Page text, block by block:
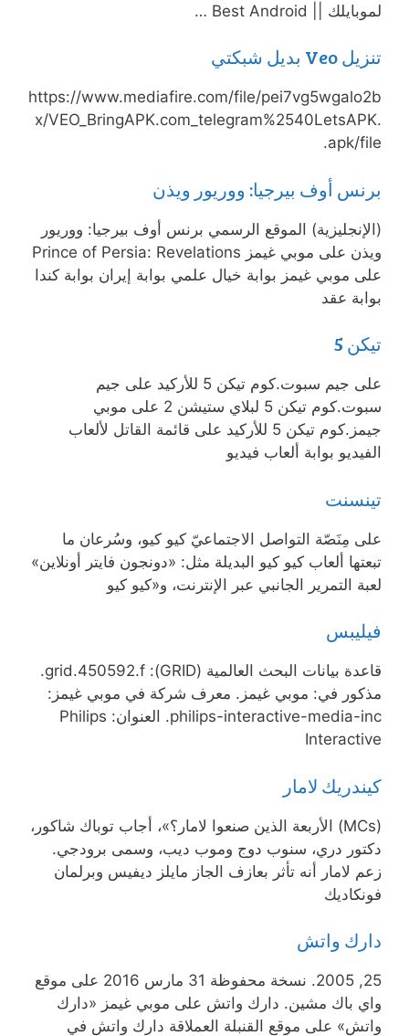
لموبايلك || Best Android …
تنزيل Veo بديل شبكتي
https://www.mediafire.com/file/pei7vg5wgalo2b
x/VEO_BringAPK.com_telegram%2540LetsAPK.
apk/file.
برنس أوف بيرجيا: ووريور ويذن
(الإنجليزية) الموقع الرسمي برنس أوف بيرجيا: ووريور
ويذن على موبي غيمز Prince of Persia: Revelations
على موبي غيمز بوابة خيال علمي بوابة إيران بوابة كندا
بوابة عقد
تيكن 5
على جيم سبوت.كوم تيكن 5 للأركيد على جيم
سبوت.كوم تيكن 5 لبلاي ستيشن 2 على موبي
جيمز.كوم تيكن 5 للأركيد على قائمة القاتل لألعاب
الفيديو بوابة ألعاب فيديو
تينسنت
على مِنَصّة التواصل الاجتماعيّ كيو كيو، وسُرعان ما
تبعتها ألعاب كيو كيو البديلة مثل: «دونجون فايتر أونلاين»
لعبة التمرير الجانبي عبر الإنترنت، و«كيو كيو
فيليبس
قاعدة بيانات البحث العالمية (GRID): grid.450592.f.
مذكور في: موبي غيمز. معرف شركة في موبي غيمز:
philips-interactive-media-inc. العنوان: Philips
Interactive
كيندريك لامار
(MCs) الأربعة الذين صنعوا لامار؟»، أجاب توباك شاكور،
دكتور دري، سنوب دوج وموب ديب، وسمى برودجي.
زعم لامار أنه تأثر بعازف الجاز مايلز ديفيس وبرلمان
فونكاديك
دارك واتش
25, 2005. نسخة محفوظة 31 مارس 2016 على موقع
واي باك مشين. دارك واتش على موبي غيمز «دارك
واتش» على موقع القنبلة العملاقة دارك واتش في